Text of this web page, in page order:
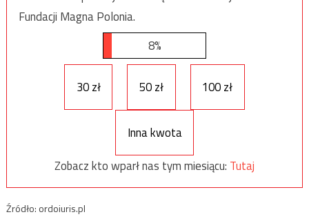
Fundacji Magna Polonia.
8%
30 zł 50 zł 100 zł
Inna kwota
Zobacz kto wparł nas tym miesiącu: Tutaj
Źródło: ordoiuris.pl